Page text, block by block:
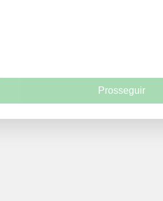
Prosseguir